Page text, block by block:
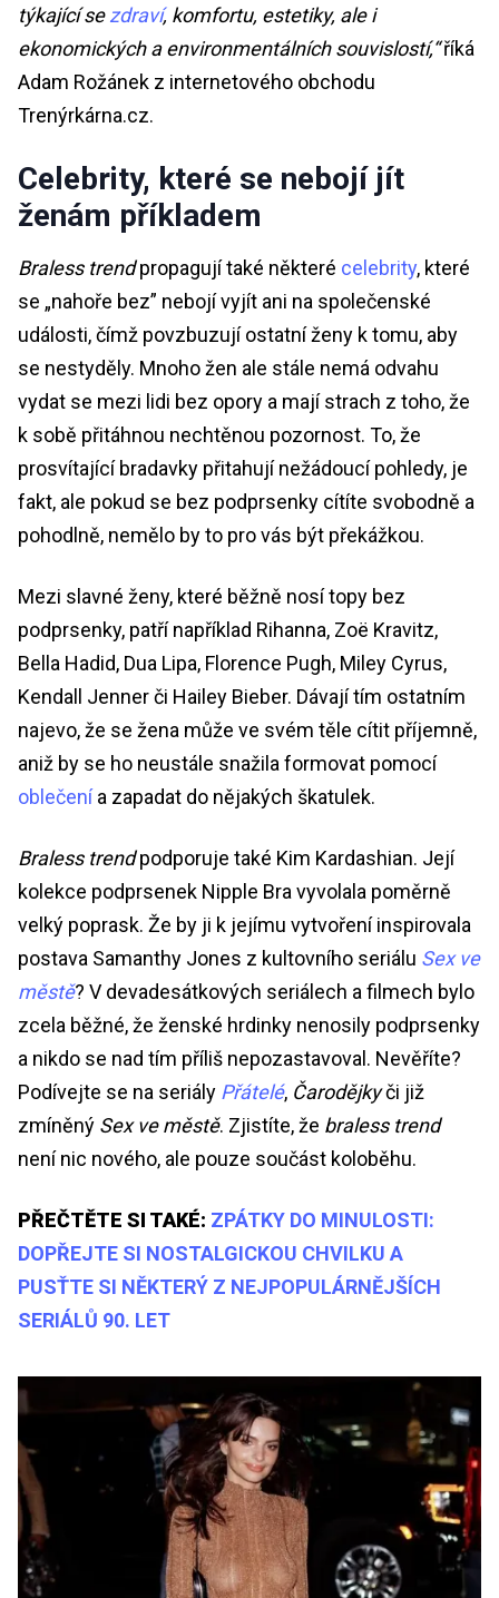
týkající sezdraví, komfortu, estetiky, ale i
ekonomických a environmentálních souvislostí,“říká
Adam Rožánek z internetového obchodu
Trenýrkárna.cz.
Celebrity, které se nebojí jít
ženám příkladem
Braless trendpropagují také některé celebrity, které
se „nahoře bez” nebojí vyjít ani na společenské
události, čímž povzbuzují ostatní ženy k tomu, aby
se nestyděly. Mnoho žen ale stále nemá odvahu
vydat se mezi lidi bez opory a mají strach z toho, že
k sobě přitáhnou nechtěnou pozornost. To, že
prosvítající bradavky přitahují nežádoucí pohledy, je
fakt, ale pokud se bez podprsenky cítíte svobodně a
pohodlně, nemělo by to pro vás být překážkou.
Mezi slavné ženy, které běžně nosí topy bez
podprsenky, patří například Rihanna, Zoë Kravitz,
Bella Hadid, Dua Lipa, Florence Pugh, Miley Cyrus,
Kendall Jenner či Hailey Bieber. Dávají tím ostatním
najevo, že se žena může ve svém těle cítit příjemně,
aniž by se ho neustále snažila formovat pomocí
oblečenía zapadat do nějakých škatulek.
Braless trendpodporuje také Kim Kardashian. Její
kolekce podprsenek Nipple Bra vyvolala poměrně
velký poprask. Že by ji k jejímu vytvoření inspirovala
postava Samanthy Jones z kultovního seriálu Sex ve
městě? V devadesátkových seriálech a filmech bylo
zcela běžné, že ženské hrdinky nenosily podprsenky
a nikdo se nad tím příliš nepozastavoval. Nevěříte?
Podívejte se na seriály Přátelé, Čarodějkyči již
zmíněný Sex ve městě. Zjistíte, že braless trend
není nic nového, ale pouze součást koloběhu.
PŘEČTĚTE SI TAKÉ: ZPÁTKY DO MINULOSTI:
DOPŘEJTE SI NOSTALGICKOU CHVILKU A
PUSŤTE SI NĚKTERÝ Z NEJPOPULÁRNĚJŠÍCH
SERIÁLŮ 90. LET